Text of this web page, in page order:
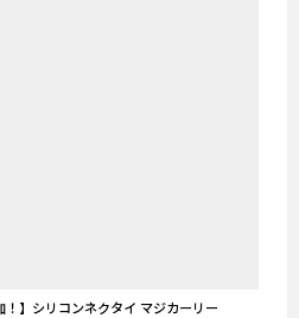
！】シリコンネクタイ マジカーリー